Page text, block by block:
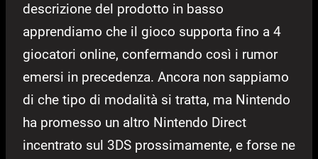
descrizione del prodotto in basso
apprendiamo che il gioco supporta fino a 4
giocatori online, confermando così i rumor
emersi in precedenza. Ancora non sappiamo
di che tipo di modalità si tratta, ma Nintendo
ha promesso un altro Nintendo Direct
incentrato sul 3DS prossimamente, e forse ne